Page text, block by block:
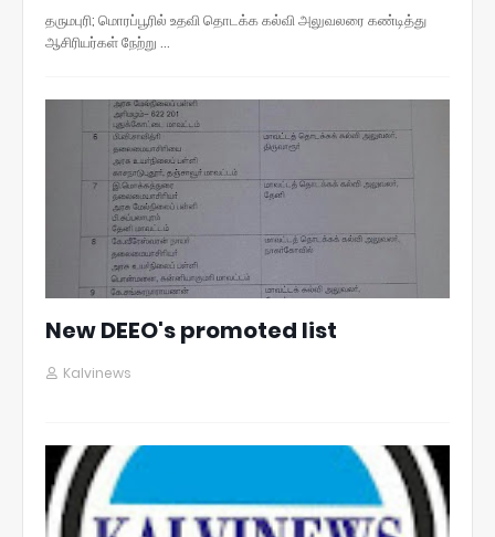
தருமபுரி; மொரப்பூரில் உதவி தொடக்க கல்வி அலுவலரை கண்டித்து
ஆசிரியர்கள் நேற்று …
New DEEO's promoted list
Kalvinews